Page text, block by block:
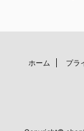
ホーム プラ